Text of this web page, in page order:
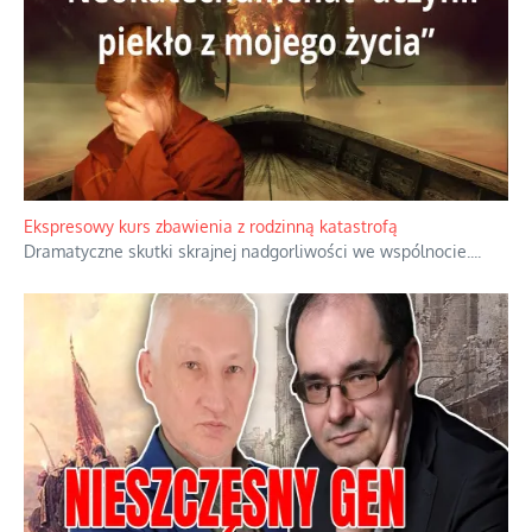
Niewygodne kulisy alpejskiego objawienia
Watykan woli skupiać się na łagodnym wizerunku Maryi,
ukrywając przed światem pełną i bardziej surową treść jej
orędzia....